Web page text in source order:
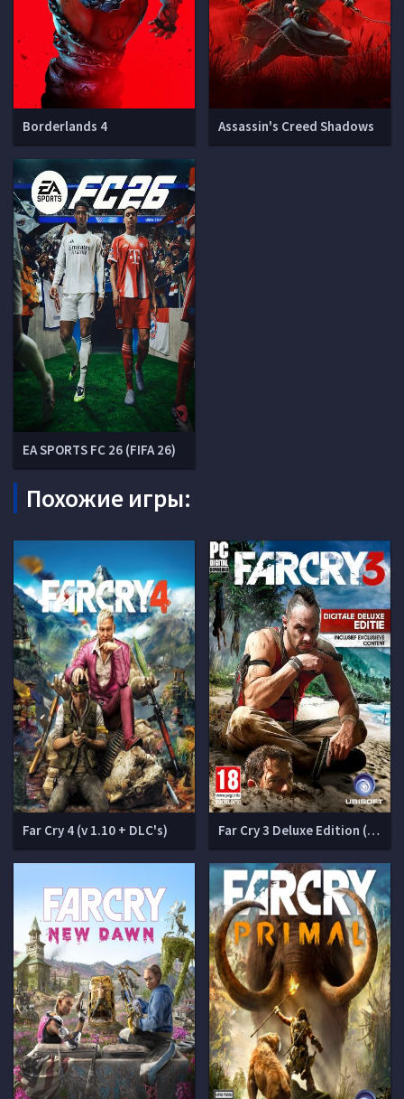
Borderlands 4 Assassin's Creed Shadows
EA SPORTS FC 26 (FIFA 26)
Похожие игры:
Far Cry 4 (v 1.10 + DLC's) Far Cry 3 Deluxe Edition (v 1.05)